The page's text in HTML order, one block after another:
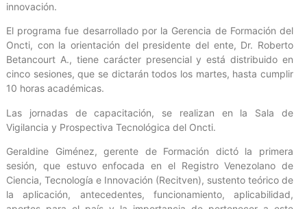
innovación.
El programa fue desarrollado por la Gerencia de Formación del
Oncti, con la orientación del presidente del ente, Dr. Roberto
Betancourt A., tiene carácter presencial y está distribuido en
cinco sesiones, que se dictarán todos los martes, hasta cumplir
10 horas académicas.
Las jornadas de capacitación, se realizan en la Sala de
Vigilancia y Prospectiva Tecnológica del Oncti.
Geraldine Giménez, gerente de Formación dictó la primera
sesión, que estuvo enfocada en el Registro Venezolano de
Ciencia, Tecnología e Innovación (Recitven), sustento teórico de
la aplicación, antecedentes, funcionamiento, aplicabilidad,